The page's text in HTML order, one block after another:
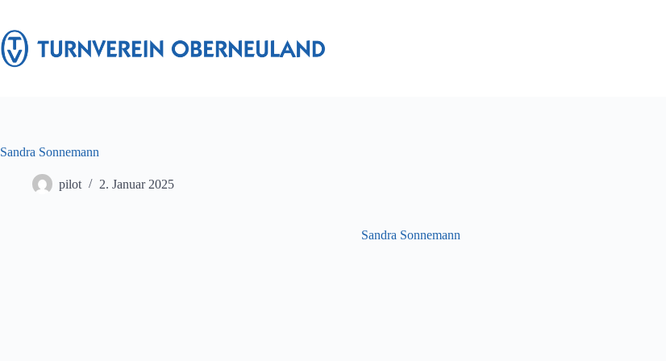
springen
Sandra Sonnemann
pilot 2. Januar 2025
Sandra Sonnemann